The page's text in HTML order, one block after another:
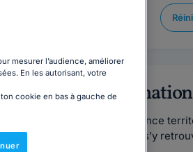
Compétence
comment s’y
mesurer l’audience, améliorer
En les autorisant, votre
cookie en bas à gauche de